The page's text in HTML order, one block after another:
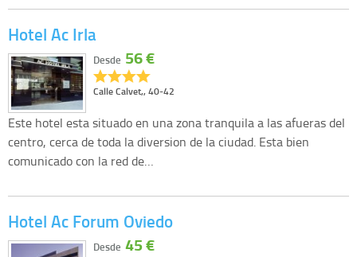
Hotel Ac Irla
Calle Calvet,, 40-42
Desde 56 €
Este hotel esta situado en una zona tranquila a las afueras del
centro, cerca de toda la diversion de la ciudad. Esta bien
comunicado con la red de…
Hotel Ac Forum Oviedo
Desde 45 €